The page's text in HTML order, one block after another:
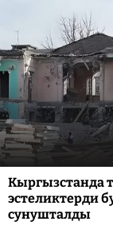
Кыргызстанда
эстеликтерди
сунушталды